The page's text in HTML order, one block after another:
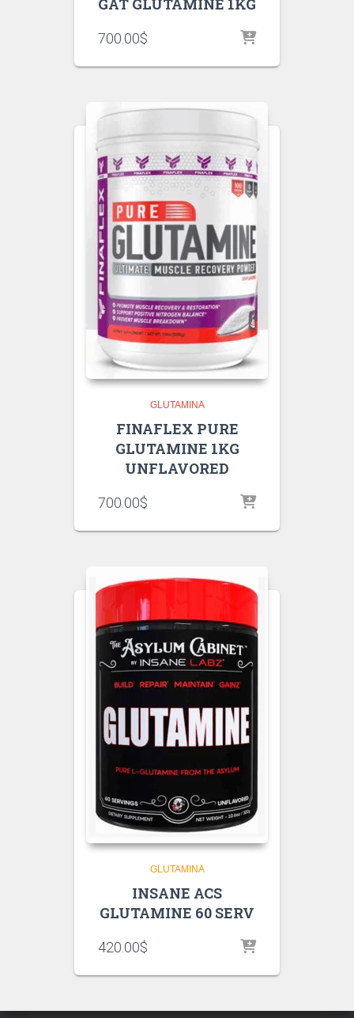
GAT GLUTAMINE 1KG
700.00$
GLUTAMINA
FINAFLEX PURE
GLUTAMINE 1KG
UNFLAVORED
700.00$
GLUTAMINA
INSANE ACS
GLUTAMINE 60 SERV
420.00$